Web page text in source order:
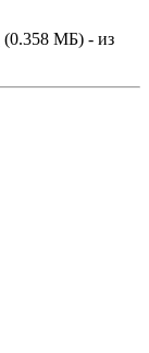
(0.358 МБ) - из